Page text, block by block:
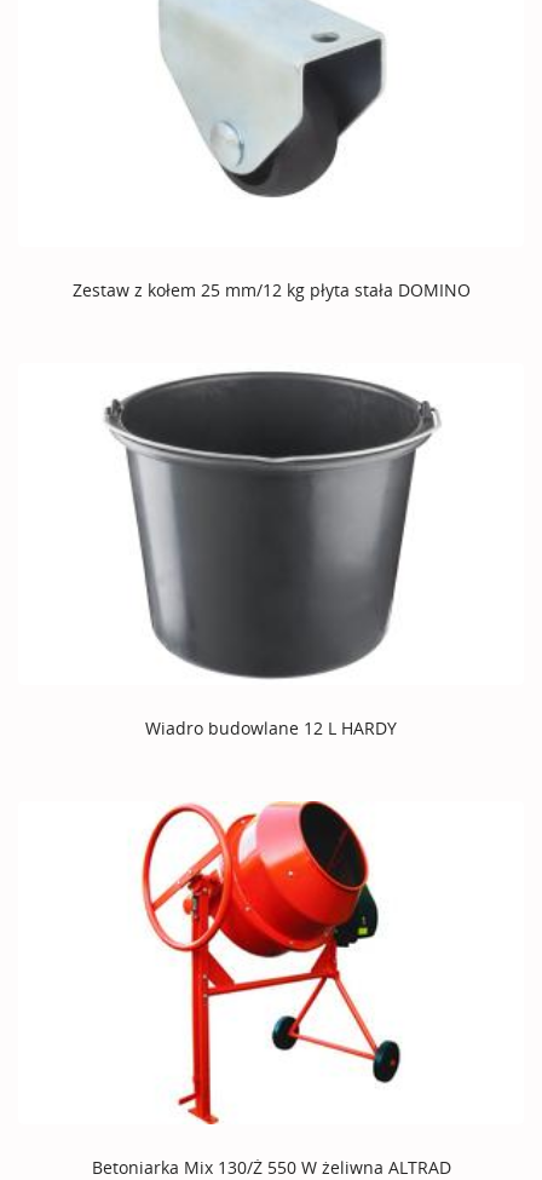
Zestaw z kołem 25 mm/12 kg płyta stała DOMINO
Wiadro budowlane 12 L HARDY
Betoniarka Mix 130/Ż 550 W żeliwna ALTRAD